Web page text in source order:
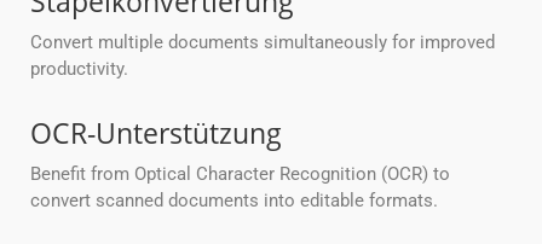
Convert multiple documents simultaneously for improved
productivity.
OCR-Unterstützung
Benefit from Optical Character Recognition (OCR) to
convert scanned documents into editable formats.